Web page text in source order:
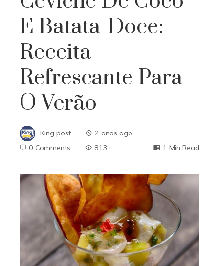
E Batata-Doce:
Receita
Refrescante Para
O Verão
King post
2 anos ago
0 Comments
813 1 Min Read